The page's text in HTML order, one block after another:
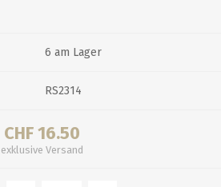
6 am Lager
RS2314
CHF 16.50
exklusive Versand